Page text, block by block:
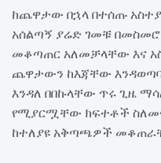
ከጨዋታው በኋላ በተሰጡ
አሰልጣኝ ያሬድ ገመቹ
መቆጣጠር አለመቻላቸው እና
ጨዋታውን ከእጃቸው
እንዳለ በበኩላቸው ጥሩ ጊዜ
የሚያርሟቸው ክፍተቶች
ከተለያዩ አቅጣጫዎች